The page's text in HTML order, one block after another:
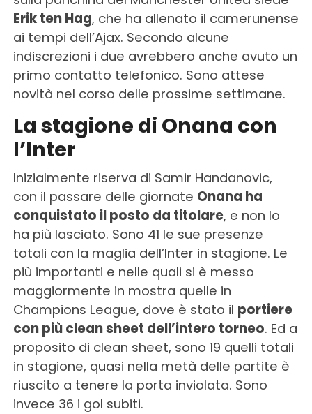
Erik ten Hag, che ha allenato il camerunense
ai tempi dell’Ajax. Secondo alcune
indiscrezioni i due avrebbero anche avuto un
primo contatto telefonico. Sono attese
novità nel corso delle prossime settimane.
La stagione di Onana con
l’Inter
Inizialmente riserva di Samir Handanovic,
con il passare delle giornate Onana ha
conquistato il posto da titolare, e non lo
ha più lasciato. Sono 41 le sue presenze
totali con la maglia dell’Inter in stagione. Le
più importanti e nelle quali si è messo
maggiormente in mostra quelle in
Champions League, dove è stato il portiere
con più clean sheet dell’intero torneo. Ed a
proposito di clean sheet, sono 19 quelli totali
in stagione, quasi nella metà delle partite è
riuscito a tenere la porta inviolata. Sono
invece 36 i gol subiti.